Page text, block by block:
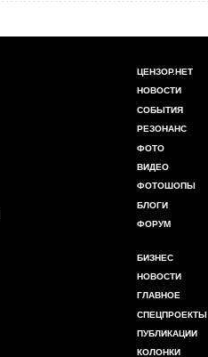
ЦЕНЗОР.НЕТ
НОВОСТИ
СОБЫТИЯ
РЕЗОНАНС
ФОТО
ВИДЕО
ФОТОШОПЫ
БЛОГИ
ФОРУМ
БИЗНЕС
НОВОСТИ
ГЛАВНОЕ
СПЕЦПРОЕКТЫ
ПУБЛИКАЦИИ
КОЛОНКИ